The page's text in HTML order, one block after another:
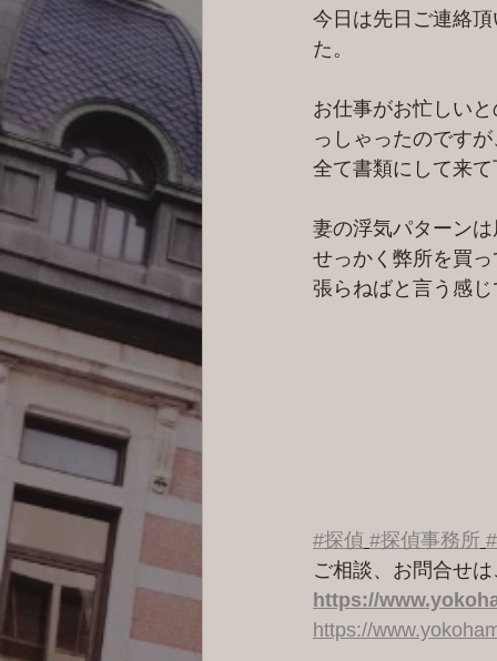
今日は先日ご連絡
た。
お仕事がお忙しい
っしゃったのです
全て書類にして来
妻の浮気パターン
せっかく弊所を買
#探偵 #探偵事務所
ご相談、お問合せ
https://
https://